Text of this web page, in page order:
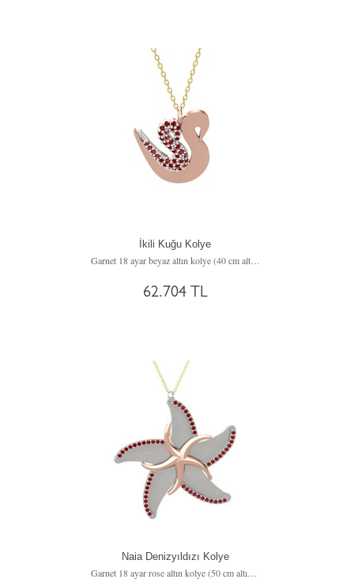
İkili Kuğu Kolye
Garnet 18 ayar beyaz altın kolye (40 cm altın rolo zincir)
62.704 TL
Naia Denizyıldızı Kolye